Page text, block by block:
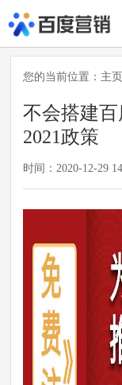
您的当前位置： 主页
不会搭建
2021政策
时间：2020-12-29